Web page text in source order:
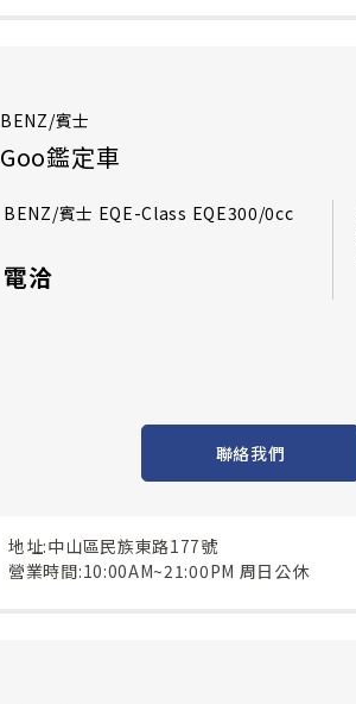
BENZ/賓士
Goo鑑定車
BENZ/賓士 EQE-Class EQE300/0cc
電洽
聯絡我們
地址:中山區民族東路177號
營業時間:10:00AM~21:00PM 周日公休